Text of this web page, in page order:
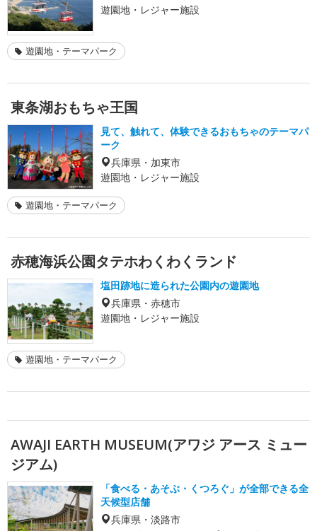
遊園地・レジャー施設
遊園地・テーマパーク
東条湖おもちゃ王国
見て、触れて、体験できるおもちゃのテーマパ
ーク
兵庫県・加東市
遊園地・レジャー施設
遊園地・テーマパーク
赤穂海浜公園タテホわくわくランド
塩田跡地に造られた公園内の遊園地
兵庫県・赤穂市
遊園地・レジャー施設
遊園地・テーマパーク
AWAJI EARTH MUSEUM(アワジ アース ミュー
ジアム)
「食べる・あそぶ・くつろぐ」が全部できる全
天候型店舗
兵庫県・淡路市